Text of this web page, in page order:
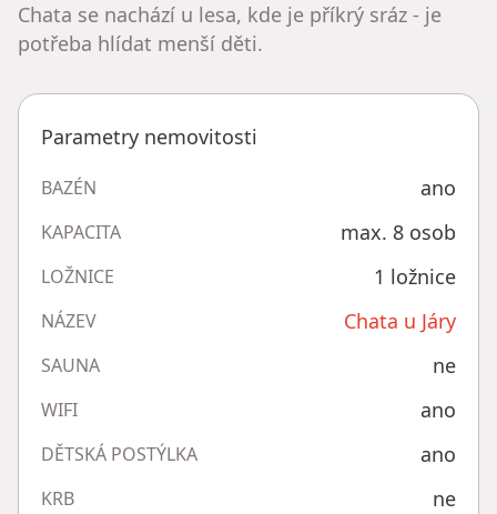
Chata se nachází u lesa, kde je příkrý sráz - je
potřeba hlídat menší děti.
Parametry nemovitosti
BAZÉN ano
KAPACITA max. 8 osob
LOŽNICE 1 ložnice
NÁZEV Chata u Járy
SAUNA ne
WIFI ano
DĚTSKÁ POSTÝLKA ano
KRB ne